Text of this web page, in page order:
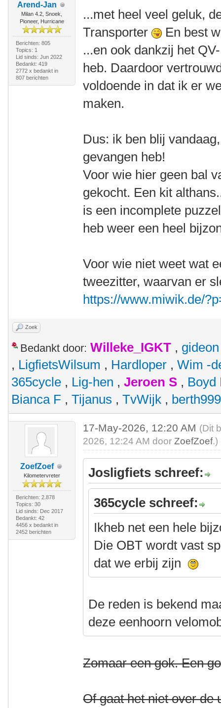
Arend-Jan
Milan 4.2, Snoek,
Pioneer, Hurricane
Berichten: 805
Topics: 1
Lid sinds: Jun 2022
Bedankt: 419
2772 x bedankt in
807 berichten
...met heel veel geluk,
Transporter
En best
...en ook dankzij het
heb. Daardoor
voldoende in dat ik er
maken.
Dus: ik ben blij
gevangen heb!
Voor wie hier geen bal
gekocht. Een kit
is een incomplete
heb weer een heel
Voor wie niet weet wat
tweezitter, waarvan er
https://www.miwik.de/
Zoek
Bedankt door: Willeke_IGKT , gideon
, LigfietsWilsum , Hardloper , Wim -
365cycle , Lig-hen , Jeroen S , Boyd
Bianca F , Tijanus , TvWijk ,
ZoefZoef
Kilometervreter
Berichten: 2.878
Topics: 30
Lid sinds: Dec 2017
Bedankt: 42
4456 x bedankt in
2452 berichten
17-May-2026, 12:20 AM (Dit
2026, 12:24 AM doorZoefZoef.)
Josligfiets schreef:
365cycle schreef:
Ikheb net een hele
Die OBT wordt vast
dat we erbij zijn
De reden is bekend
deze eenhoorn
Zomaar een gok. Een
Of gaat het niet over de